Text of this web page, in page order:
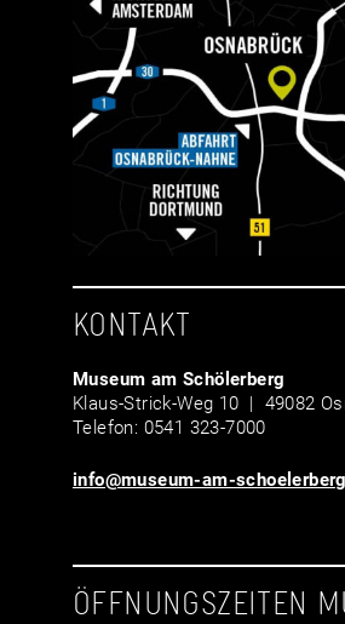
KONTAKT
Museum am Schölerberg
Klaus-Strick-Weg 10 | 49082
Telefon: 0541 323-7000
info@museum-am-
ÖFFNUNGSZEITEN